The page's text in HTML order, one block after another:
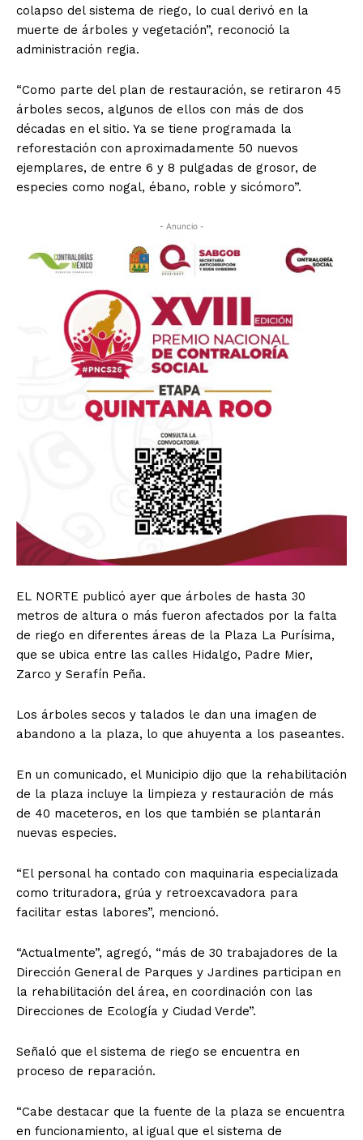
colapso del sistema de riego, lo cual derivó en la
muerte de árboles y vegetación”, reconoció la
administración regia.
“Como parte del plan de restauración, se retiraron 45
árboles secos, algunos de ellos con más de dos
décadas en el sitio. Ya se tiene programada la
reforestación con aproximadamente 50 nuevos
ejemplares, de entre 6 y 8 pulgadas de grosor, de
especies como nogal, ébano, roble y sicómoro”.
- Anuncio -
EL NORTE publicó ayer que árboles de hasta 30
metros de altura o más fueron afectados por la falta
de riego en diferentes áreas de la Plaza La Purísima,
que se ubica entre las calles Hidalgo, Padre Mier,
Zarco y Serafín Peña.
Los árboles secos y talados le dan una imagen de
abandono a la plaza, lo que ahuyenta a los paseantes.
En un comunicado, el Municipio dijo que la rehabilitación
de la plaza incluye la limpieza y restauración de más
de 40 maceteros, en los que también se plantarán
nuevas especies.
“El personal ha contado con maquinaria especializada
como trituradora, grúa y retroexcavadora para
facilitar estas labores”, mencionó.
“Actualmente”, agregó, “más de 30 trabajadores de la
Dirección General de Parques y Jardines participan en
la rehabilitación del área, en coordinación con las
Direcciones de Ecología y Ciudad Verde”.
Señaló que el sistema de riego se encuentra en
proceso de reparación.
“Cabe destacar que la fuente de la plaza se encuentra
en funcionamiento, al igual que el sistema de